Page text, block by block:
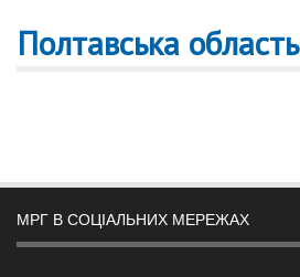
Полтавська область
МРГ В СОЦІАЛЬНИХ МЕРЕЖАХ